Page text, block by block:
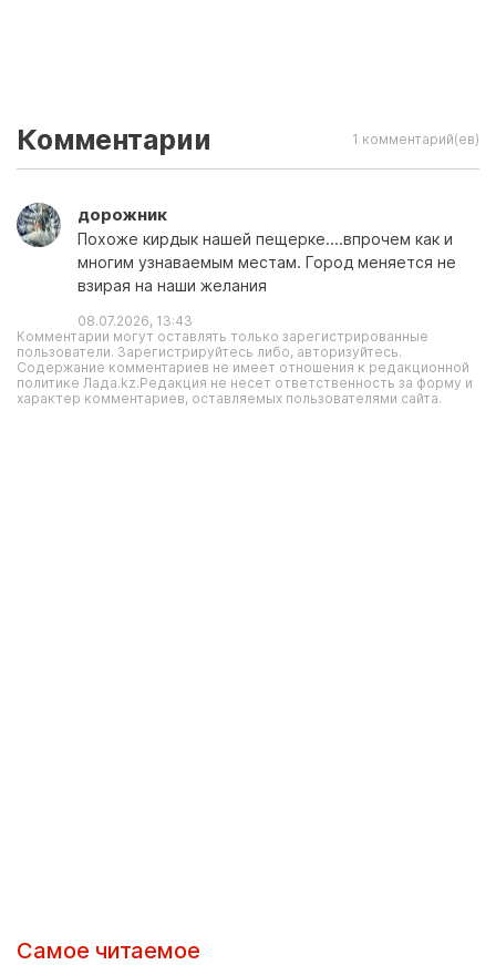
Комментарии 1 комментарий(ев)
дорожник
Похоже кирдык нашей пещерке....впрочем как и
многим узнаваемым местам. Город меняется не
взирая на наши желания
08.07.2026, 13:43
Комментарии могут оставлять только зарегистрированные
пользователи. Зарегистрируйтесь либо, авторизуйтесь.
Содержание комментариев не имеет отношения к редакционной
политике Лада.kz.Редакция не несет ответственность за форму и
характер комментариев, оставляемых пользователями сайта.
Самое читаемое